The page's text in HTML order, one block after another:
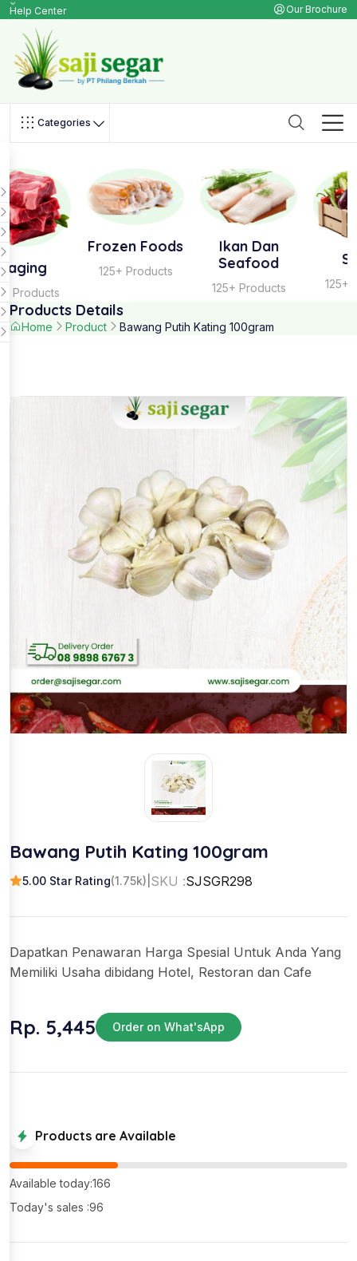
Help Center Our Brochure
Categories
Frozen Foods
125+ Products
Ikan Dan
125+ Products
Sayur
125+ Products
Products Details
Home Product Bawang Putih Kating 100gram
Bawang Putih Kating 100gram
5.00 Star Rating(1.75k) SKU :SJSGR298
Dapatkan Penawaran Harga Spesial Untuk Anda Yang
Memiliki Usaha dibidang Hotel, Restoran dan Cafe
Rp. 5,445 Order on What'sApp
Products are Available
Available today:166
Today's sales :96